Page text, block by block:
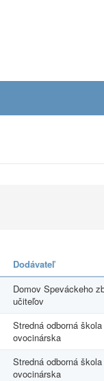
Dodávateľ
Domov Speváckeho
učiteľov
Stredná odborná
ovocinárska
Stredná odborná
ovocinárska